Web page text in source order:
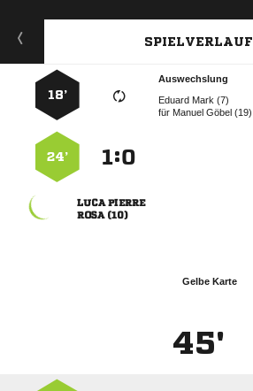
SPIELVERLAUF
Auswechslung
  
für   
18’
:
24’
 
 
Gelbe Karte
45'